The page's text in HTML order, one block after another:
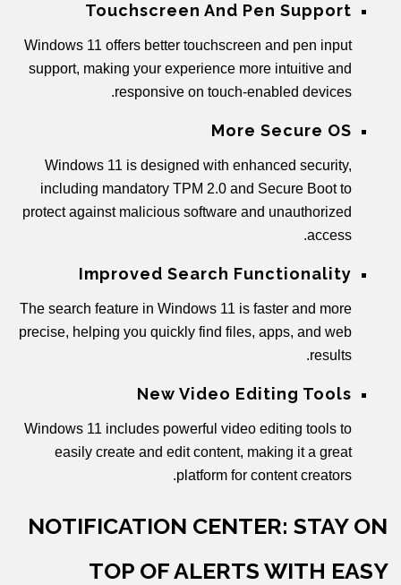
Touchscreen And Pen Support
Windows 11 offers better touchscreen and pen input
support, making your experience more intuitive and
responsive on touch-enabled devices.
More Secure OS
Windows 11 is designed with enhanced security,
including mandatory TPM 2.0 and Secure Boot to
protect against malicious software and unauthorized
access.
Improved Search Functionality
The search feature in Windows 11 is faster and more
precise, helping you quickly find files, apps, and web
results.
New Video Editing Tools
Windows 11 includes powerful video editing tools to
easily create and edit content, making it a great
platform for content creators.
NOTIFICATION CENTER: STAY ON
TOP OF ALERTS WITH EASY